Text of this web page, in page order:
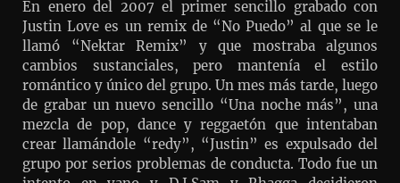
En enero del 2007 el primer sencillo grabado con
Justin Love es un remix de “No Puedo” al que se le
llamó “Nektar Remix” y que mostraba algunos
cambios sustanciales, pero mantenía el estilo
romántico y único del grupo. Un mes más tarde, luego
de grabar un nuevo sencillo “Una noche más”, una
mezcla de pop, dance y reggaetón que intentaban
crear llamándole “redy”, “Justin” es expulsado del
grupo por serios problemas de conducta. Todo fue un